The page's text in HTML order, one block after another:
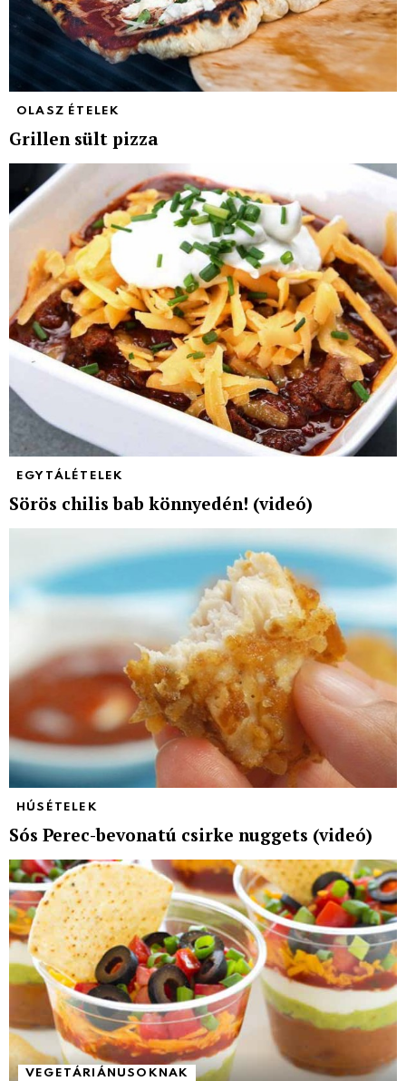
OLASZ ÉTELEK
Grillen sült pizza
EGYTÁLÉTELEK
Sörös chilis bab könnyedén! (videó)
HÚSÉTELEK
Sós Perec-bevonatú csirke nuggets (videó)
VEGETÁRIÁNUSOKNAK